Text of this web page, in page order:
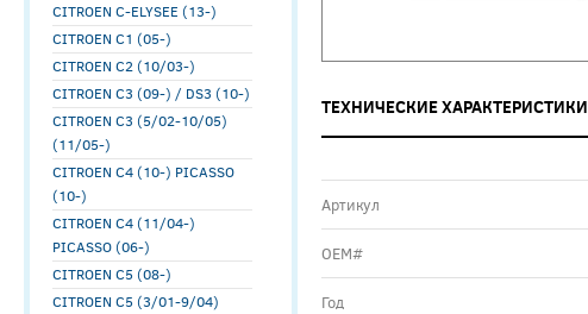
CITROEN C-ELYSEE (13-)
CITROEN C1 (05-)
CITROEN C2 (10/03-)
CITROEN C3 (09-) / DS3 (10-)
CITROEN C3 (5/02-10/05)
(11/05-)
CITROEN C4 (10-) PICASSO
(10-)
CITROEN C4 (11/04-)
PICASSO (06-)
CITROEN C5 (08-)
CITROEN C5 (3/01-9/04)
ТЕХНИЧЕСКИЕ ХАРАКТЕРИСТИКИ
Артикул
ОЕМ#
Год